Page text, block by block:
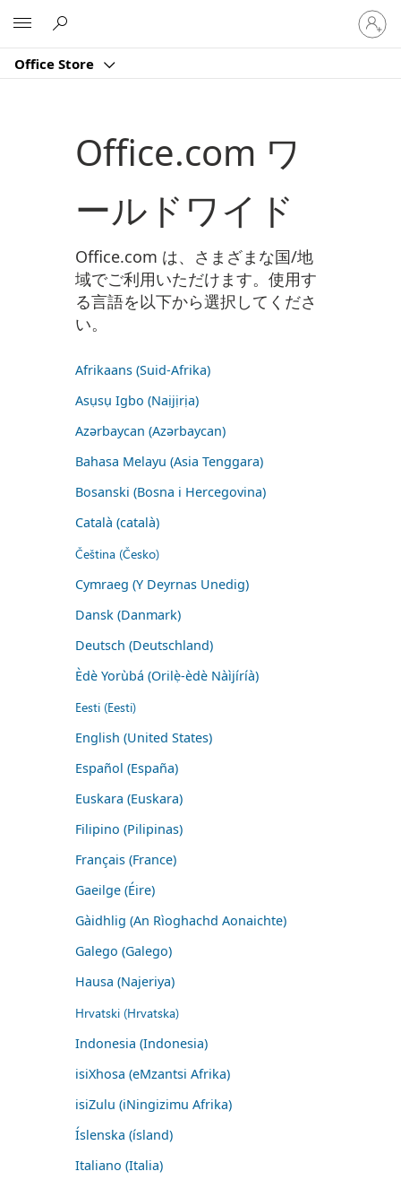
Office Store
ア
カ
ウ
Office.com ワ
ールドワイド
Office.com は、さまざまな国/地
域でご利用いただけます。使用す
る言語を以下から選択してくださ
い。
Afrikaans (Suid-Afrika)
Asụsụ Igbo (Naịjịrịa)
Azərbaycan (Azərbaycan)
Bahasa Melayu (Asia Tenggara)
Bosanski (Bosna i Hercegovina)
Català (català)
Čeština (Česko)
Cymraeg (Y Deyrnas Unedig)
Dansk (Danmark)
Deutsch (Deutschland)
Èdè Yorùbá (Orilẹ̀-èdè Nàìjíríà)
Eesti (Eesti)
English (United States)
Español (España)
Euskara (Euskara)
Filipino (Pilipinas)
Français (France)
Gaeilge (Éire)
Gàidhlig (An Rìoghachd Aonaichte)
Galego (Galego)
Hausa (Najeriya)
Hrvatski (Hrvatska)
Indonesia (Indonesia)
isiXhosa (eMzantsi Afrika)
isiZulu (iNingizimu Afrika)
Íslenska (ísland)
Italiano (Italia)